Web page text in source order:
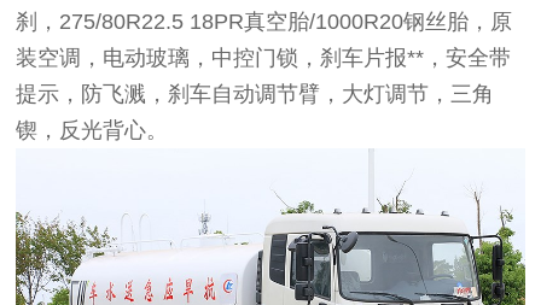
刹，275/80R22.5 18PR真空胎/1000R20钢丝胎，原
装空调，电动玻璃，中控门锁，刹车片报**，安全带
提示，防飞溅，刹车自动调节臂，大灯调节，三角
锲，反光背心。